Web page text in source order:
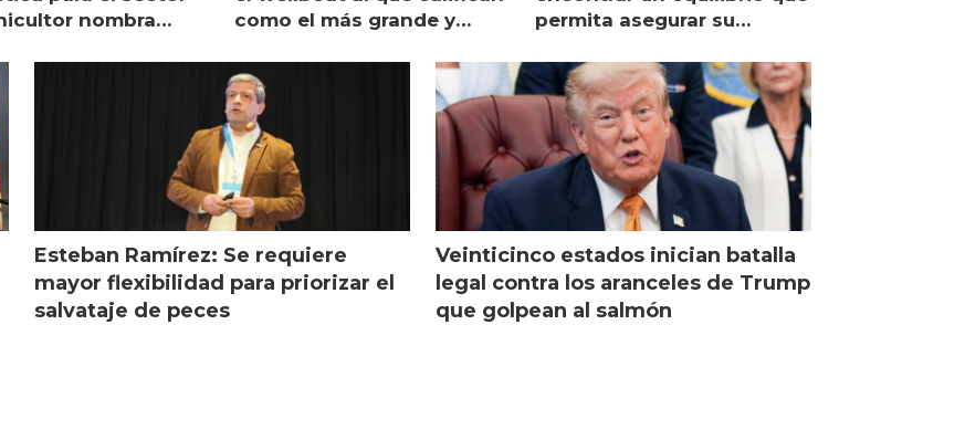
nombra
como el más grande y
permita asegurar su
Esteban Ramírez: Se requiere
mayor flexibilidad para priorizar el
salvataje de peces
Veinticinco estados inician batalla
legal contra los aranceles de Trump
que golpean al salmón